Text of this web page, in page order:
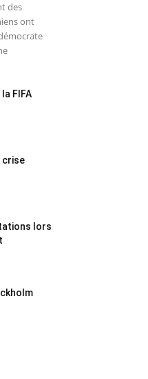
des
ont
FIFA
crise
lors